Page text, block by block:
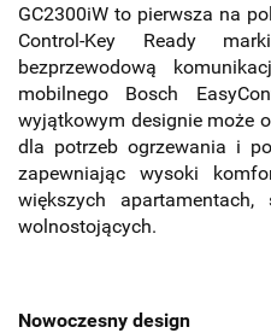
GC2300iW to pierwsza na
Control-Key Ready
bezprzewodową
mobilnego Bosch
wyjątkowym designie może
dla potrzeb ogrzewania i
zapewniając wysoki
większych
wolnostojących.
Nowoczesny design